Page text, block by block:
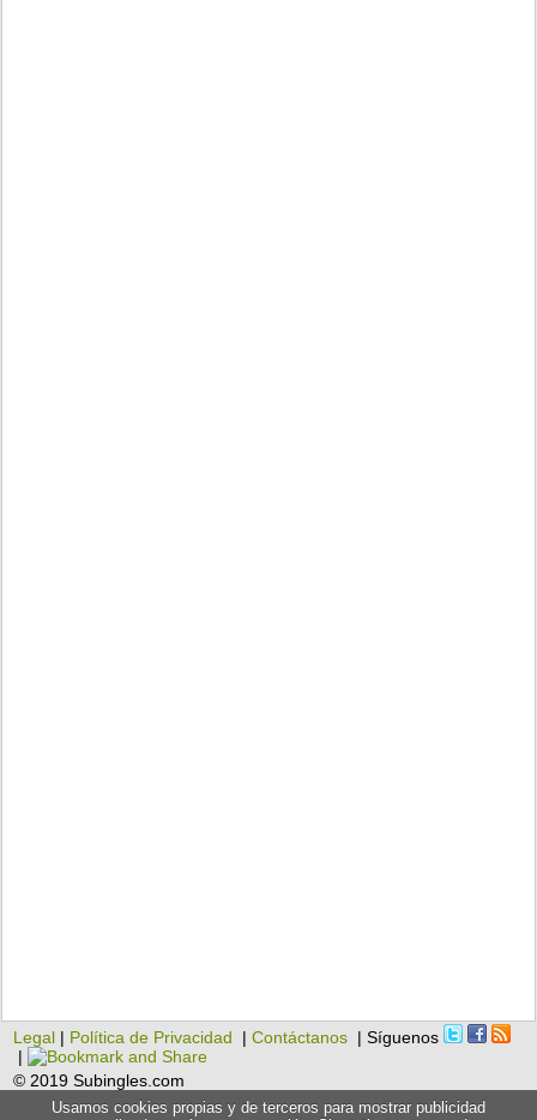
Legal | Política de Privacidad |Contáctanos | Síguenos
|
© 2019 Subingles.com
Usamos cookies propias y de terceros para mostrar publicidad